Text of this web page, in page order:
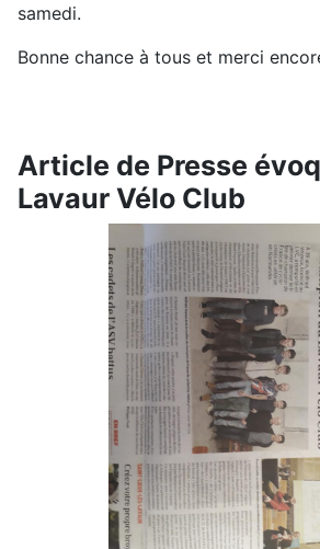
samedi.
Bonne chance à tous et merci
Article de Presse
Lavaur Vélo Club